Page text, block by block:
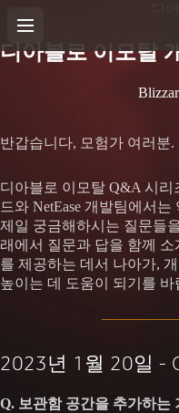
디
디아블로 이모탈
반갑습니다, 모험가 여러분.
디아블로 이모탈 Q&A 시
드와 NetEase 개발팀에서
제일 궁금해하시는 질문들
래에서 질문과 답을 함께
를 제공하는 데서 나아가,
높이는 데 도움이 되기를 바
2023년 1월 20일 -
Q. 보관함 공간을 추가하는